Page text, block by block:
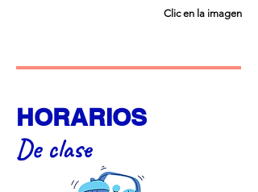
Clic en la imagen
HORARIOS
De clase